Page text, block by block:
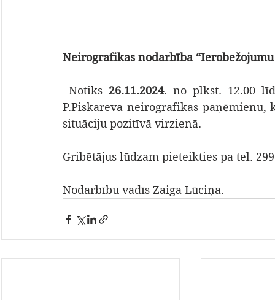
Neirografikas nodarbība
Notiks 26.11.2024. no plkst. 12.00
P.Piskareva neirografikas
situāciju pozitīvā virzienā.
Gribētājus lūdzam pieteikties pa tel.
Nodarbību vadīs Zaiga Lūciņa.